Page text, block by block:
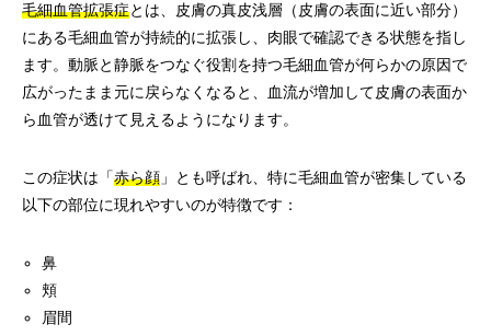
毛細血管拡張症とは、皮膚の真皮浅層（皮膚の表面に近い部分）
にある毛細血管が持続的に拡張し、肉眼で確認できる状態を指し
ます。動脈と静脈をつなぐ役割を持つ毛細血管が何らかの原因で
広がったまま元に戻らなくなると、血流が増加して皮膚の表面か
ら血管が透けて見えるようになります。
この症状は「赤ら顔 」とも呼ばれ、特に毛細血管が密集している
以下の部位に現れやすいのが特徴です：
鼻
頬
眉間